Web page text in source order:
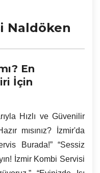
Naldöken
En
İçin
Hızlı ve Güvenilir
mısınız? İzmir'da
Burada!” “Sessiz
İzmir Kombi Servisi